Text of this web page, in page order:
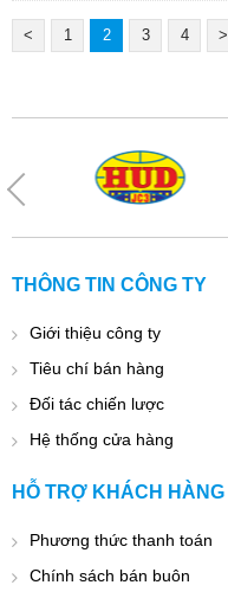
< 1 2 3 4 >
THÔNG TIN CÔNG TY
Giới thiệu công ty
Tiêu chí bán hàng
Đối tác chiến lược
Hệ thống cửa hàng
HỖ TRỢ KHÁCH HÀNG
Phương thức thanh toán
Chính sách bán buôn